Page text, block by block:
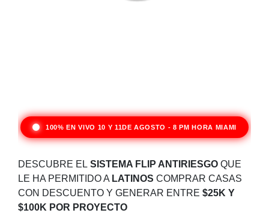
100% EN VIVO 10 Y 11DE AGOSTO - 8 PM HORA MIAMI
DESCUBRE EL SISTEMA FLIP ANTIRIESGO QUE
LE HA PERMITIDO A LATINOS COMPRAR CASAS
CON DESCUENTO Y GENERAR ENTRE $25K Y
$100K POR PROYECTO